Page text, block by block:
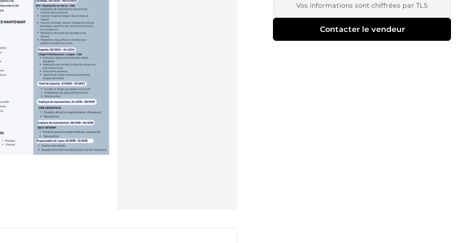
Vos informations sont chiffrées par TLS
Contacter le vendeur